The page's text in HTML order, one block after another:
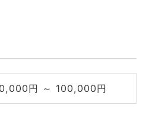
円 ～ 100,000円